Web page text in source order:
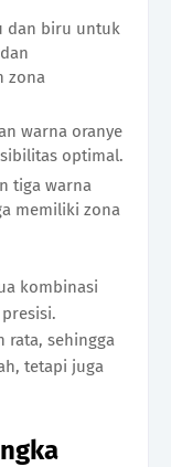
dan biru untuk
zona
warna oranye
optimal.
tiga warna
memiliki zona
kombinasi
rata, sehingga
tetapi juga